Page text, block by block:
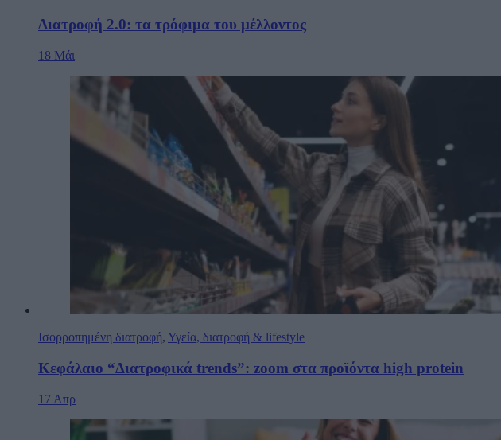
Διατροφή 2.0: τα τρόφιμα του μέλλοντος
18 Μάι
Ισορροπημένη διατροφή, Υγεία, διατροφή & lifestyle
Κεφάλαιο “Διατροφικά trends”: zoοm στα προϊόντα high protein
17 Απρ